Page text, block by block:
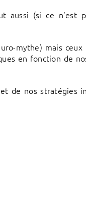
aussi (si ce n’est
mythe) mais ceux
en fonction de
de nos stratégies